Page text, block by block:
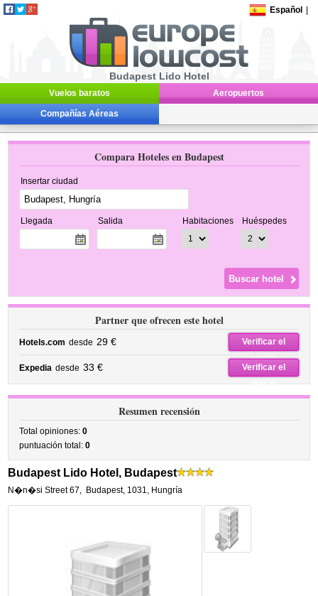
Español
Budapest Lido Hotel
Vuelos baratos Aeropuertos
Compañías Aéreas
Compara Hoteles en Budapest
Insertar ciudad
Llegada Salida Habitaciones Huéspedes
Partner que ofrecen este hotel
Hotels.com desde 29 €
Verificar el
precio
Expedia desde 33 €
Verificar el
precio
Resumen recensión
Total opiniones:0
puntuación total:0
Budapest Lido Hotel, Budapest
N�n�si Street 67, Budapest, 1031, Hungría